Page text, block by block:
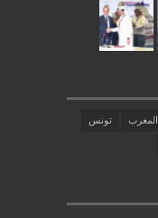
المغرب تونس